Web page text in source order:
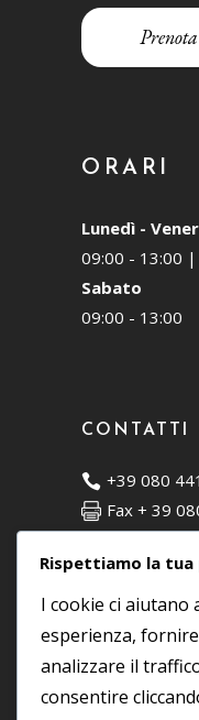
Prenota
ORARI
Lunedì -
09:00 - 13:00
Sabato
09:00 - 13:00
CONTATTI
+39 080
Fax + 39
SOCIAL
Rispettiamo la tua
I cookie ci aiutano
esperienza,
analizzare il
consentire